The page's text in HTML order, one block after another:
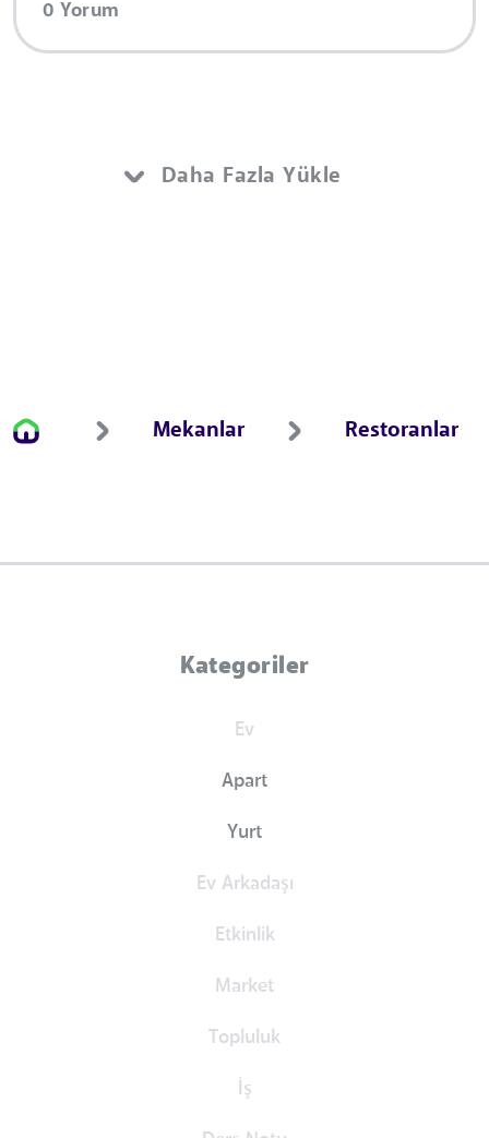
0 Yorum
Daha Fazla Yükle
Mekanlar Restoranlar
Kategoriler
Ev
Apart
Yurt
Ev Arkadaşı
Etkinlik
Market
Topluluk
İş